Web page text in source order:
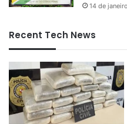
14 de
Recent Tech News